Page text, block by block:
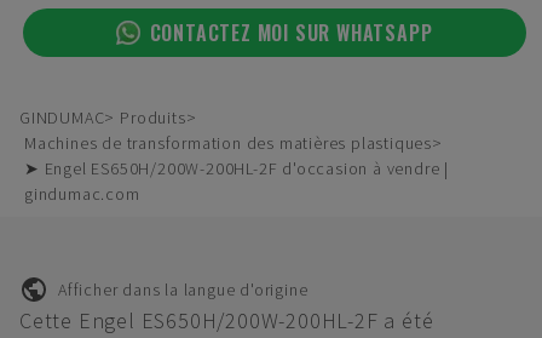
CONTACTEZ MOI SUR WHATSAPP
GINDUMAC
Produits
Machines de transformation des matières plastiques
➤ Engel ES650H/200W-200HL-2F d'occasion à vendre |
gindumac.com
Afficher dans la langue d'origine
Cette Engel ES650H/200W-200HL-2F a été